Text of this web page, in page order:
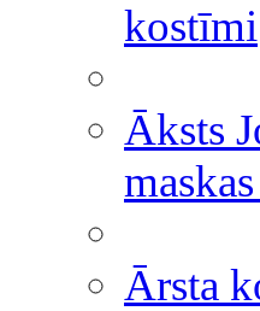
kostīmi
Āksts
Ārsta